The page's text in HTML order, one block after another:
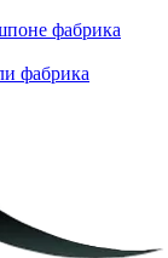
фабрика
фабрика